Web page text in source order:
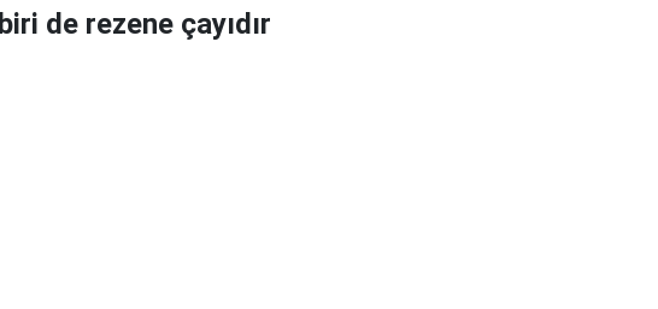
de rezene çayıdır